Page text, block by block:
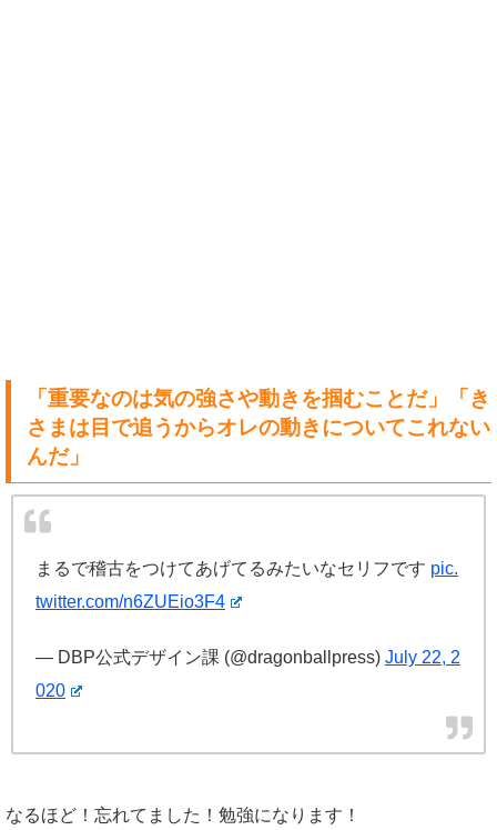
「重要なのは気の強さや動きを掴むことだ」「き
さまは目で追うからオレの動きについてこれない
んだ」
まるで稽古をつけてあげてるみたいなセリフです pic.
twitter.com/n6ZUEio3F4
— DBP公式デザイン課 (@dragonballpress) July 22, 2
020
なるほど！忘れてました！勉強になります！